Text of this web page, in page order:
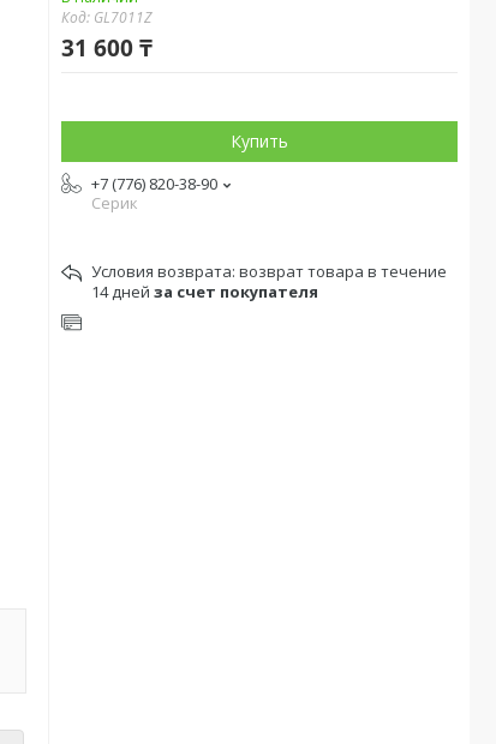
Код: GL7011Z
31 600 ₸
Купить
+7 (776) 820-38-90
Серик
возврат товара в течение
14 дней за счет покупателя